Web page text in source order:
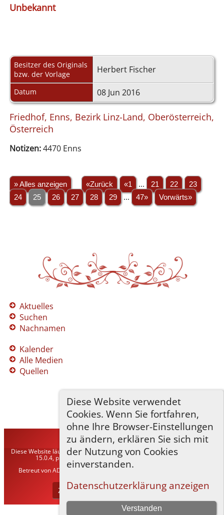
Diese Website verwendet
Cookies. Wenn Sie fortfahren,
ohne Ihre Browser-Einstellungen
zu ändern, erklären Sie sich mit
der Nutzung von Cookies
einverstanden.
Datenschutzerklärung anzeigen
Verstanden
Unbekannt
Besitzer des Originals
bzw. der Vorlage
Herbert Fischer
Datum 08 Jun 2016
Friedhof, Enns, Bezirk Linz-Land, Oberösterreich,
Österreich
Notizen:4470 Enns
» Alles anzeigen «Zurück «1 ... 21 22
23
24
25 26 27 28 29 ... 47» Vorwärts»
Aktuelles
Suchen
Nachnamen
Kalender
Alle Medien
Quellen
TNG-ADLER©2026
Diese Website läuft mitThe Next Generation of Genealogy Sitebuilding
15.0.4, programmiert von Darrin Lythgoe © 2001-2026.
Betreut vonADLER Heraldisch-Genealogische Gesellschaft, Wien
Zur Desktop-Webseite wechseln